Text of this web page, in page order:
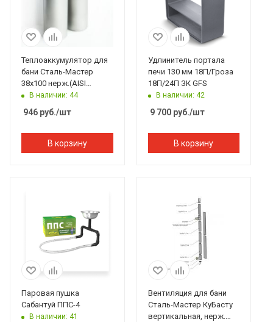
Теплоаккумулятор для
бани Сталь-Мастер
38х100 нерж.(AISI
304/1,5мм)
В наличии: 44
946 руб./шт
В корзину
Удлинитель портала
печи 130 мм 18П/Гроза
18П/24П ЗК GFS
В наличии: 42
9 700руб./шт
В корзину
Паровая пушка
Сабантуй ППС-4
В наличии: 41
Вентиляция для бани
Сталь-Мастер КуБасту
вертикальная, нерж.